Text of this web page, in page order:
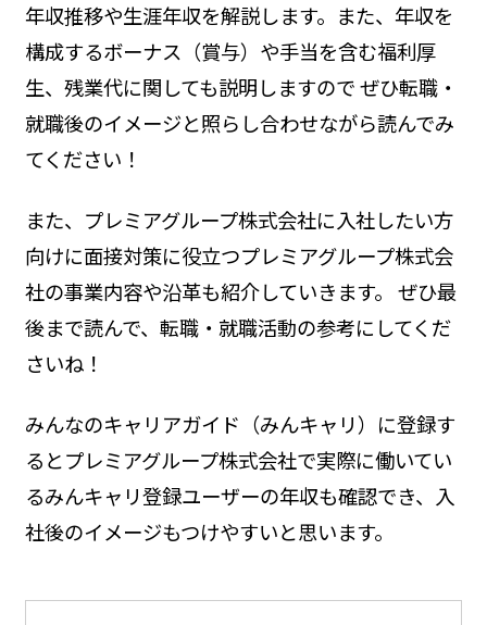
年収推移や生涯年収を解説します。また、年収を
構成するボーナス（賞与）や手当を含む福利厚
生、残業代に関しても説明しますので ぜひ転職・
就職後のイメージと照らし合わせながら読んでみ
てください！
また、プレミアグループ株式会社に入社したい方
向けに面接対策に役立つプレミアグループ株式会
社の事業内容や沿革も紹介していきます。 ぜひ最
後まで読んで、転職・就職活動の参考にしてくだ
さいね！
みんなのキャリアガイド（みんキャリ）に登録す
るとプレミアグループ株式会社で実際に働いてい
るみんキャリ登録ユーザーの年収も確認でき、入
社後のイメージもつけやすいと思います。